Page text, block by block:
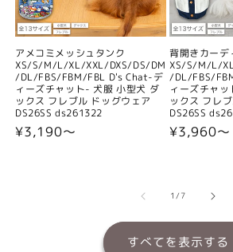
アメコミメッシュタンク
XS/S/M/L/XL/XXL/DXS/DS/DM
/DL/FBS/FBM/FBL D's Chat-デ
ィーズチャット- 犬服 小型犬 ダ
ックス フレブル ドッグウェア
DS26SS ds261322
通
¥3,190〜
背開きカーデ
XS/S/M/L/
/DL/FBS/
ィーズチャ
ックス フレ
DS26SS
通
¥3,960〜
1/の
7
すべてを表示する